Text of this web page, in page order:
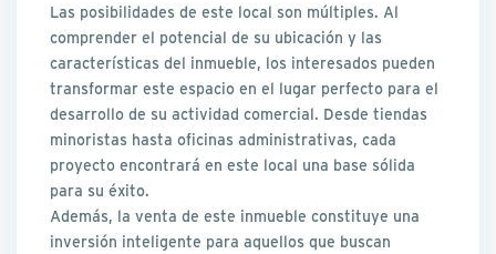
Las posibilidades de este local son múltiples. Al
comprender el potencial de su ubicación y las
características del inmueble, los interesados pueden
transformar este espacio en el lugar perfecto para el
desarrollo de su actividad comercial. Desde tiendas
minoristas hasta oficinas administrativas, cada
proyecto encontrará en este local una base sólida
para su éxito.
Además, la venta de este inmueble constituye una
inversión inteligente para aquellos que buscan